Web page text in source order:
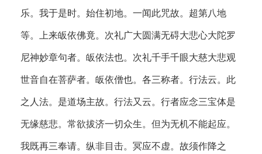
乐。我于是时。始住初地。一闻此咒故。超第八地
等。上来皈依佛竟。次礼广大圆满无碍大悲心大陀罗
尼神妙章句者。皈依法也。次礼千手千眼大慈大悲观
世音自在菩萨者。皈依僧也。各三称者。行法云。此
之人法。是道场主故。行法又云。行者应念三宝体是
无缘慈悲。常欲拔济一切众生。但为无机不能起应。
我既再三奉请。纵非目击。冥应不虚。故须作降之